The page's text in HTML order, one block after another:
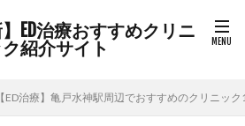
】ED治療おすすめクリニ
ク紹介サイト
【ED治療】亀戸水神駅周辺でおすすめのクリニッ